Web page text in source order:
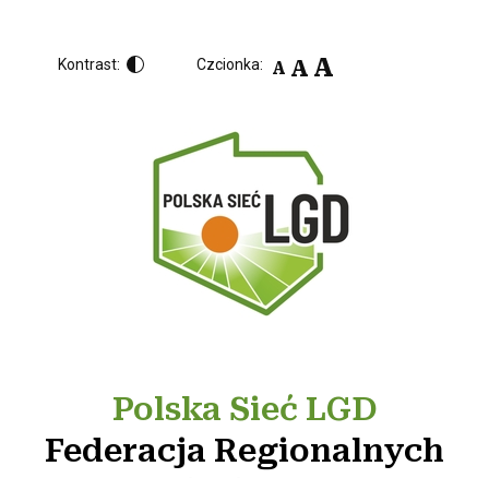
Kontrast: Czcionka: A A A
Polska Sieć LGD
Federacja Regionalnych